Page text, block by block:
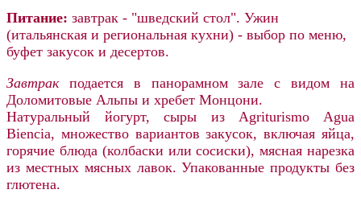
Питание: завтрак - "шведский стол". Ужин
(итальянская и региональная кухни) - выбор по меню,
буфет закусок и десертов.
Завтракподается в панорамном зале с видом на
Доломитовые Альпы и хребет Монцони.
Натуральный йогурт, сыры из Agriturismo Agua
Biencia, множество вариантов закусок, включая яйца,
горячие блюда (колбаски или сосиски), мясная нарезка
из местных мясных лавок. Упакованные продукты без
глютена.